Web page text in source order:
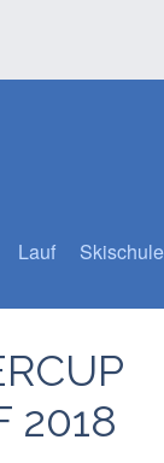
Lauf Skischule
2018